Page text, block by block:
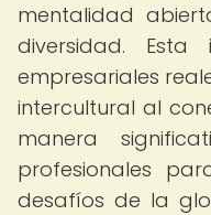
mentalidad
diversidad. Esta
empresariales
intercultural al
manera
profesionales
desafíos de la